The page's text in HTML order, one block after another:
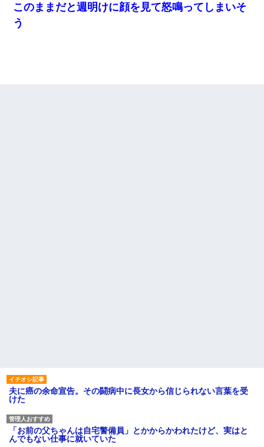
このままだと週明けに顔を見て怒鳴ってしまいそ
う
夫に癌の余命宣告。その闘病中に長女から信じられない言葉を受
けた
「お前の父ちゃんは自宅警備員」とかからかわれたけど、実はと
んでもない仕事に就いていた